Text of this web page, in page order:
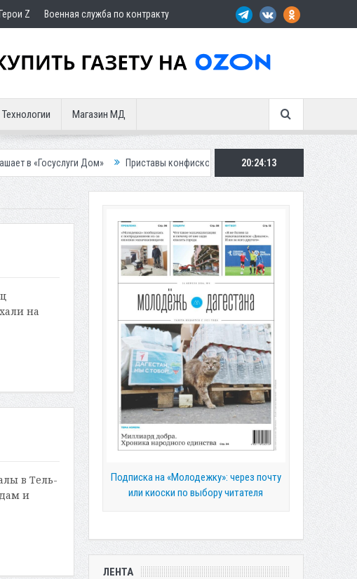
Герои Z Военная служба по контракту
Технологии Магазин МД
Дом» Приставы конфисковали двух бурых медведей у жителя Дагестана
20:24:15
на
в Тель-
и
Подписка на «Молодежку»: через почту
или киоски по выбору читателя
ЛЕНТА